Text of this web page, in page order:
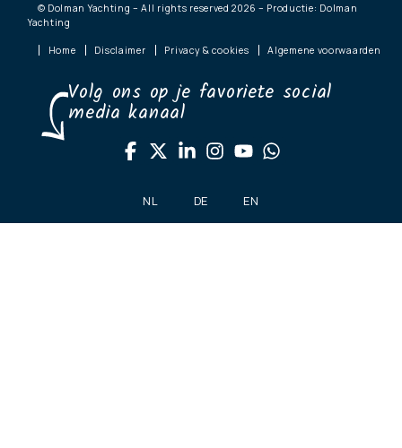
© Dolman Yachting – All rights reserved 2026 – Productie: Dolman
Yachting
Home Disclaimer Privacy & cookies Algemene voorwaarden
Volg ons op je favoriete social
media kanaal
NL DE EN